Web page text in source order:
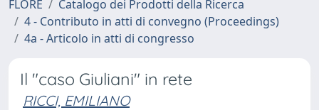
FLORE
Catalogo dei Prodotti della Ricerca
4 - Contributo in atti di convegno (Proceedings)
4a - Articolo in atti di congresso
Il "caso Giuliani" in rete
RICCI, EMILIANO